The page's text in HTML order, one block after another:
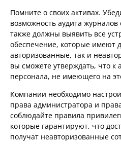
Помните о своих активах.
возможность аудита
также должны выявить все
обеспечение, которые имеют
авторизованные, так и
вы сможете утверждать, что к
персонала, не имеющего на
Компании необходимо
права администратора и
соблюдайте правила
которые гарантируют, что
получат неавторизованные